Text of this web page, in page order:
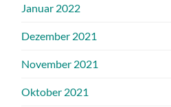
Januar 2022
Dezember 2021
November 2021
Oktober 2021